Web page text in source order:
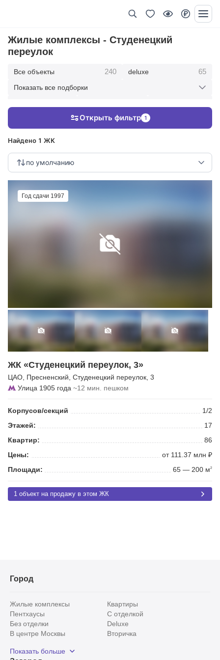
Жилые комплексы - Студенецкий
переулок
Все объекты 240 deluxe 65
123 клубные дома
Показать все подборки
Найдено 1 ЖК
по умолчанию
Открыть фильтр 1
Год сдачи 1997
ЖК «Студенецкий переулок, 3»
ЦАО Пресненский Студенецкий переулок , 3
Улица 1905 года ~12 мин. пешком
Корпусов/секций
1/2
Этажей:
17
Квартир:
86
Цены:
от 111.37 млн ₽
Площади:
65 — 200 м2
1 объект на продажу в этом ЖК
Город
Жилые комплексы
Квартиры
Пентхаусы
С отделкой
Без отделки
Deluxe
В центре Москвы
Вторичка
Рядом с парком
Показать больше